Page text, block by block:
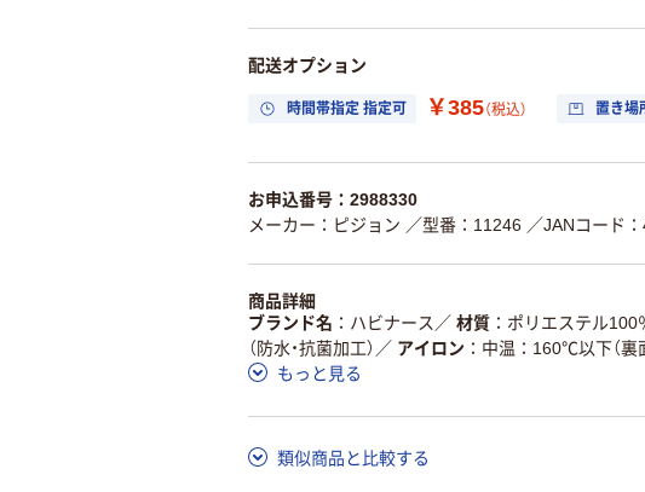
配送オプション
時間帯指定 指定可 ￥385（税込） 置き場
お申込番号：2988330
メーカー：ピジョン ／型番：11246 ／JANコード
商品詳細
ブランド名
ハビナース ／ 材質 ポリエステル100
（防水・抗菌加工） ／ アイロン 中温：160℃以下（裏
もっと見る
類似商品と比較する